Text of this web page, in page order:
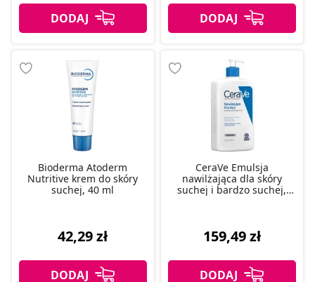
Bioderma Atoderm
Nutritive krem do skóry
suchej, 40 ml
42,29 zł
CeraVe Emulsja
nawilżająca dla skóry
suchej i bardzo suchej,
159,49 zł